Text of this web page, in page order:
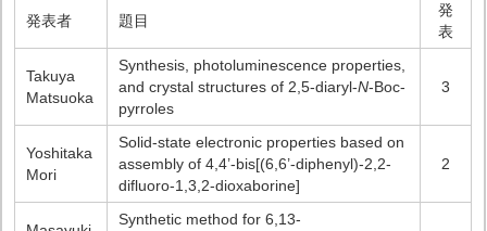
発表者 題目
発
表
Takuya
Matsuoka
Synthesis, photoluminescence properties,
and crystal structures of 2,5-diaryl-N-Boc-
pyrroles
3
Yoshitaka
Mori
Solid-state electronic properties based on
assembly of 4,4’-bis[(6,6’-diphenyl)-2,2-
difluoro-1,3,2-dioxaborine]
2
Synthetic method for 6,13-